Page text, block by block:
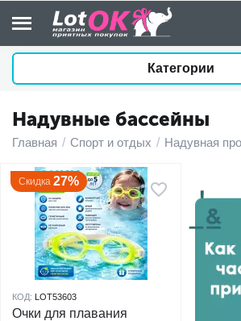
Категории
Надувные бассейны
Главная / Спорт и отдых / Надувная
Скидка 27%
КОД: LOT53603
Очки для плавания